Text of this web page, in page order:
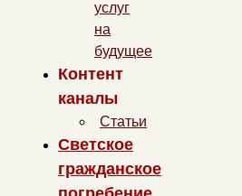
услуг
на
будущее
Контент
каналы
Статьи
Светское
гражданское